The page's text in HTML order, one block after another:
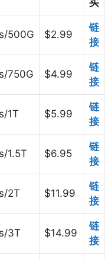
买
500G $2.99
链
接
750G $4.99
链
接
1T $5.99
链
接
1.5T $6.95
链
接
2T $11.99
链
接
3T $14.99
链
接